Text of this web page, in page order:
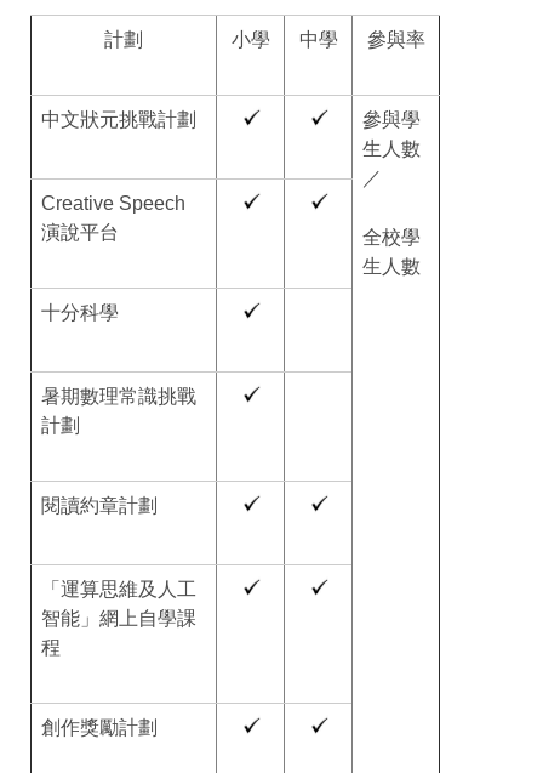
計劃 小學 中學 參與率
中文狀元挑戰計劃
參與學
生人數
／
全校學
生人數
Creative Speech
演說平台
十分科學
暑期數理常識挑戰
計劃
閱讀約章計劃
「運算思維及人工
智能」網上自學課
程
創作獎勵計劃